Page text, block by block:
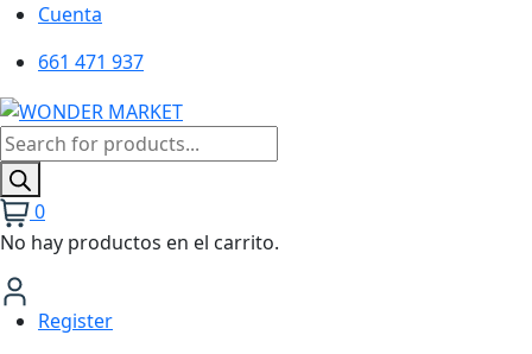
Cuenta
661 471 937
Búsqueda
de
productos
0
No hay productos en el carrito.
Register